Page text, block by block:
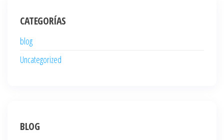
CATEGORÍAS
blog
Uncategorized
BLOG